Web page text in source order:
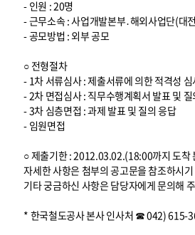
- 인원 : 20명
- 근무소속 : 사업개발본부․해외사업단(대
- 공모방법 : 외부 공모
○ 전형절차
- 1차 서류심사 : 제출서류에 의한 적격성 심
- 2차 면접심사 : 직무수행계획서 발표 및
- 3차 심층면접 : 과제 발표 및 질의 응답
- 임원면접
○ 제출기한 : 2012.03.02.(18:00까지 도착
자세한 사항은 첨부의 공고문을 참조하시
기타 궁금하신 사항은 담당자에게 문의해
* 한국철도공사 본사 인사처 ☎ 042) 615-